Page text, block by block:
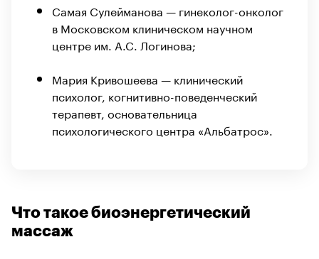
Самая Сулейманова — гинеколог-онколог
в Московском клиническом научном
центре им. А.С. Логинова;
Мария Кривошеева — клинический
психолог, когнитивно-поведенческий
терапевт, основательница
психологического центра «Альбатрос».
Что такое биоэнергетический
массаж